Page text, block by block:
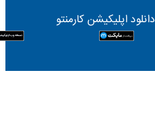
دانلود اپلیکیشن کارمنتو